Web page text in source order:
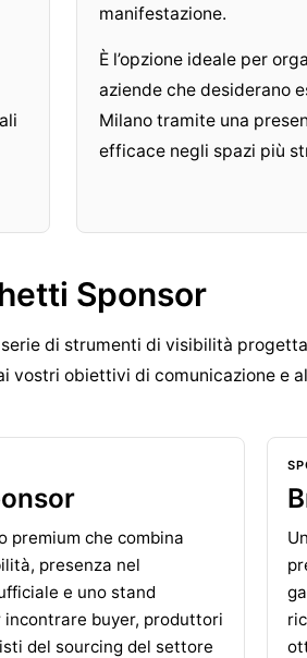
manifestazione.
È l’opzione ideale per
aziende che desiderano
Milano tramite una
efficace negli spazi più
Sponsor
di strumenti di visibilità
vostri obiettivi di comunicazione e
premium che combina
presenza nel
e uno stand
incontrare buyer, produttori
del sourcing del settore